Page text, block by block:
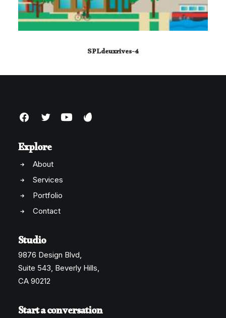
SPLdeuxrives-4
Explore
About
Services
Portfolio
Contact
Studio
9876 Design Blvd,
Suite 543, Beverly Hills,
CA 90212
Start a conversation